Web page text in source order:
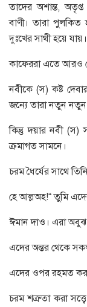
তাদের অশান্ত,
বাণী। তারা
দুঃখের সাথী হয়ে যায়।
কাফেররা এতে আরও
নবীকে (স) কষ্ট
জন্যে তারা নতুন
কিন্তু দয়ার নবী (স)
ক্রমাগত সামনে।
চরম ধৈর্যের সাথে
হে আল্লঅহ!“ তুমি
ঈমান দাও। এরা
এদের অন্তর থেকে
এদের ওপর রহমত
চরম শত্রুতা করা